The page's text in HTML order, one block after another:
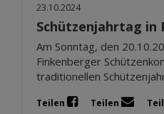
23.10.2024
Schützenjahrtag in
Am Sonntag, den
Finkenberger
traditionellen
Teilen Teilen